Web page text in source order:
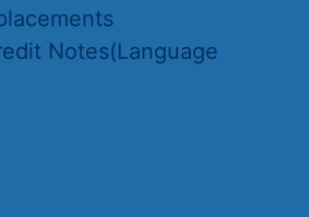
Notes(Language